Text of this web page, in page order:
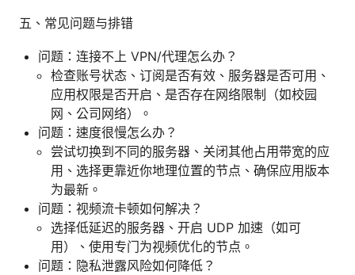
五、常见问题与排错
问题：连接不上 VPN/代理怎么办？
检查账号状态、订阅是否有效、服务器是否可用、
应用权限是否开启、是否存在网络限制（如校园
网、公司网络）。
问题：速度很慢怎么办？
尝试切换到不同的服务器、关闭其他占用带宽的应
用、选择更靠近你地理位置的节点、确保应用版本
为最新。
问题：视频流卡顿如何解决？
选择低延迟的服务器、开启 UDP 加速（如可
用）、使用专门为视频优化的节点。
问题：隐私泄露风险如何降低？